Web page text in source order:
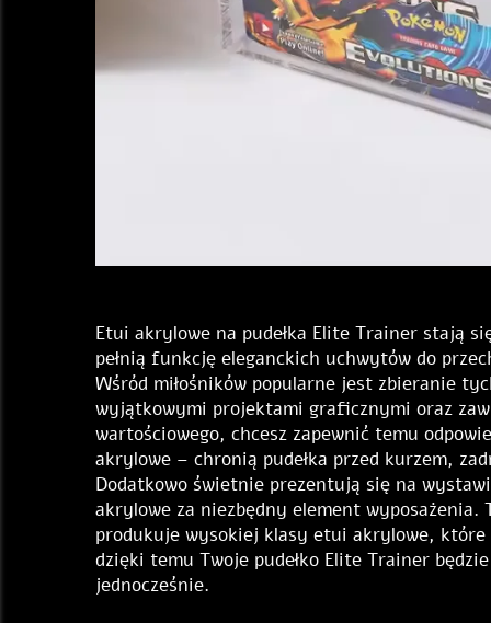
Etui akrylowe na pudełka Elite Trainer stają
pełnią funkcję eleganckich uchwytów do
Wśród miłośników popularne jest zbieranie
wyjątkowymi projektami graficznymi oraz
wartościowego, chcesz zapewnić temu
akrylowe – chronią pudełka przed kurzem,
Dodatkowo świetnie prezentują się na
akrylowe za niezbędny element wyposażenia.
produkuje wysokiej klasy etui akrylowe, które
dzięki temu Twoje pudełko Elite Trainer
jednocześnie.